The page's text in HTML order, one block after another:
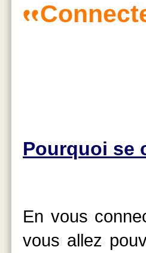
Pourquoi se
En vous
vous allez